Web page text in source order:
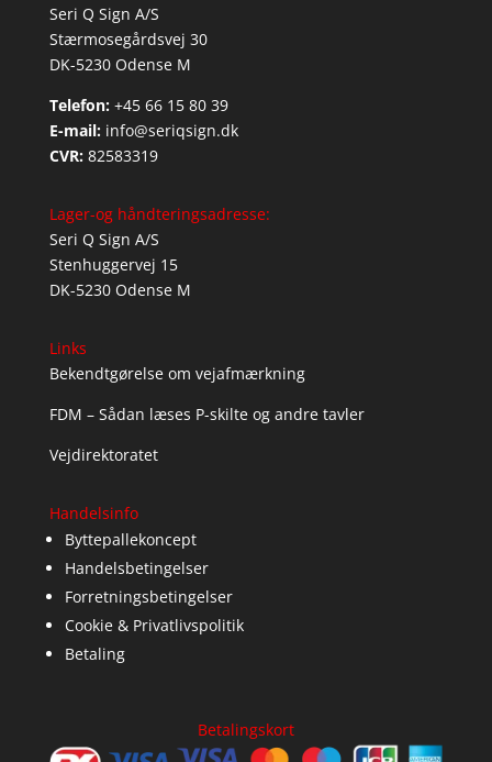
Seri Q Sign A/S
Stærmosegårdsvej 30
DK-5230 Odense M
Telefon: +45 66 15 80 39
E-mail: info@seriqsign.dk
CVR: 82583319
Lager-og håndteringsadresse:
Seri Q Sign A/S
Stenhuggervej 15
DK-5230 Odense M
Links
Bekendtgørelse om vejafmærkning
FDM – Sådan læses P-skilte og andre tavler
Vejdirektoratet
Handelsinfo
Byttepallekoncept
Handelsbetingelser
Forretningsbetingelser
Cookie & Privatlivspolitik
Betaling
Betalingskort